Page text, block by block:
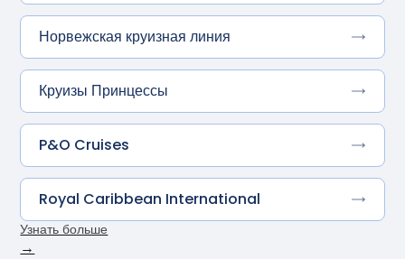
Норвежская круизная линия
Круизы Принцессы
P&O Cruises
Royal Caribbean International
Узнать больше
→